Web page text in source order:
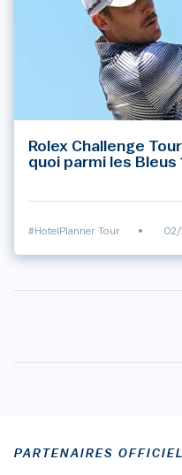
Rolex Challenge
quoi parmi les Bleus
#HotelPlanner Tour • 02/
PARTENAIRES